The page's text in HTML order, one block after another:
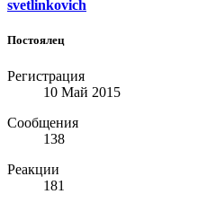
svetlinkovich
Постоялец
Регистрация
10 Май 2015
Сообщения
138
Реакции
181